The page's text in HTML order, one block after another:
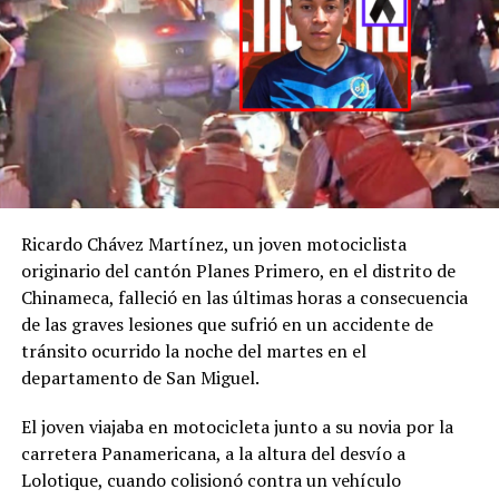
desaparición de H. D.
C., la@FGR_SVactivó
el protocolo de
búsqueda, en
coordinación con la
@PNCSV.
Afortunadamente, ha
sido localizado sin ser
víctima de ningún
delito.
pic.twitter.com/
— Fiscalía General de
Ricardo Chávez Martínez, un joven motociclista
originario del cantón Planes Primero, en el distrito de
Chinameca, falleció en las últimas horas a consecuencia
de las graves lesiones que sufrió en un accidente de
tránsito ocurrido la noche del martes en el
departamento de San Miguel.
El joven viajaba en motocicleta junto a su novia por la
carretera Panamericana, a la altura del desvío a
Lolotique, cuando colisionó contra un vehículo